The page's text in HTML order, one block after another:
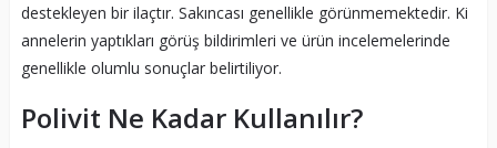
destekleyen bir ilaçtır. Sakıncası genellikle görünmemektedir. Ki
annelerin yaptıkları görüş bildirimleri ve ürün incelemelerinde
genellikle olumlu sonuçlar belirtiliyor.
Polivit Ne Kadar Kullanılır?